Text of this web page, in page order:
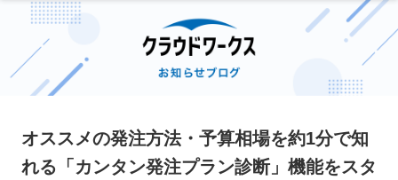
オススメの発注方法・予算相場を約1分で知
れる「カンタン発注プラン診断」機能をスタ